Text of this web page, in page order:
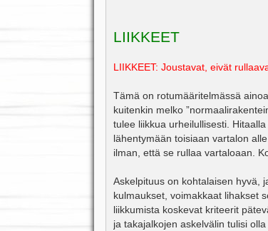
LIIKKEET
LIIKKEET: Joustavat, eivät
Tämä on rotumääritelmässä
kuitenkin melko
tulee liikkua urheilullisesti.
lähentymään toisiaan vartalon
ilman, että se rullaa vartaloaan.
Askelpituus on kohtalaisen hyvä,
kulmaukset, voimakkaat lihakset
liikkumista koskevat kriteerit
ja takajalkojen askelvälin tulisi